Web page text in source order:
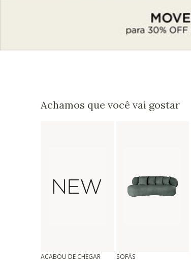
Achamos que você vai gostar
ACABOU DE CHEGAR SOFÁS